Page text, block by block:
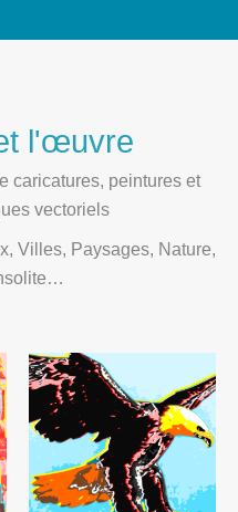
l'œuvre
caricatures, peintures et
vectoriels
Villes, Paysages, Nature,